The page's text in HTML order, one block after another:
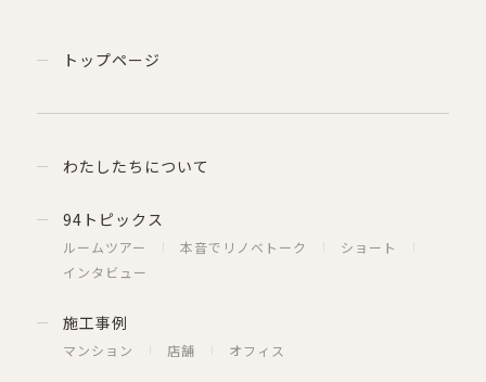
トップページ
わたしたちについて
94トピックス
ルームツアー 本音でリノベトーク
ショート
インタビュー
施工事例
マンション 店舗 オフィス